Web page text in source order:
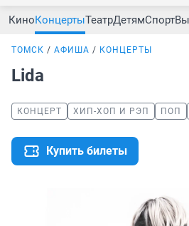
КиноКонцертыТеатрДетямСпорт
ТОМСК АФИША КОНЦЕРТЫ
Lida
КОНЦЕРТ ХИП-ХОП И РЭП ПОП
Купить билеты